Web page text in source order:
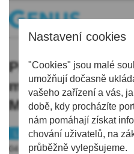
Nastavení cookies
"Cookies" jsou malé
umožňují dočasně
vašeho zařízení a vás,
době, kdy procházíte
nám pomáhají získat
chování uživatelů, na
průběžně vylepšujeme.
Předškoláci z
mateřských škol
Mateřinkové
Liberec
Školství
04.06.2026 | 15:15